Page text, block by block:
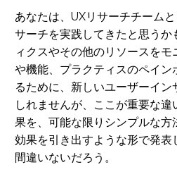
あなたは、UXリサーチチーム
サーチを実践してきたと思うか
ィクスやその他のリソースを
や機能、プラクティスのペイン
るために、新しいユーザーイン
しれませんが、ここが重要な
果を、可能な限りシンプルな
効果を引き出すような形で発
間違いないだろう。